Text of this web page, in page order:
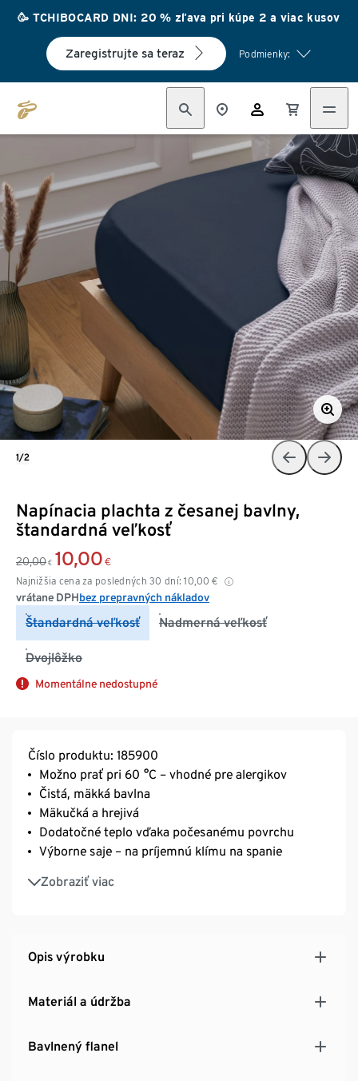
🥳 TCHIBOCARD DNI: 20 % zľava pri kúpe 2 a viac kusov
Zaregistrujte sa teraz Podmienky:
Napínacia plachta z česanej bavlny,
štandardná veľkosť
20,00 € 10,00 €
Najnižšia cena za posledných 30 dní: 10,00 €
vrátane DPHbez prepravných nákladov
Štandardná veľkosť Nadmerná veľkosť
Dvojlôžko
Momentálne nedostupné
1/2
Číslo produktu: 185900
Možno prať pri 60 °C – vhodné pre alergikov
Čistá, mäkká bavlna
Mäkučká a hrejivá
Dodatočné teplo vďaka počesanému povrchu
Výborne saje – na príjemnú klímu na spanie
Zobraziť viac
Jednoducho sa navlieka a nekrčí sa vďaka
Opis výrobku
Materiál a údržba
Bavlnený flanel